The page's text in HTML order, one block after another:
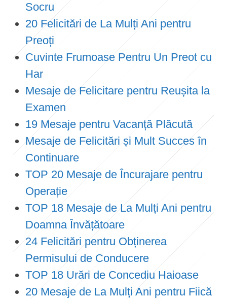
Socru
20 Felicitări de La Mulți Ani pentru
Preoți
Cuvinte Frumoase Pentru Un Preot cu
Har
Mesaje de Felicitare pentru Reușita la
Examen
19 Mesaje pentru Vacanță Plăcută
Mesaje de Felicitări și Mult Succes în
Continuare
TOP 20 Mesaje de Încurajare pentru
Operație
TOP 18 Mesaje de La Mulți Ani pentru
Doamna Învățătoare
24 Felicitări pentru Obținerea
Permisului de Conducere
TOP 18 Urări de Concediu Haioase
20 Mesaje de La Mulți Ani pentru Fiică